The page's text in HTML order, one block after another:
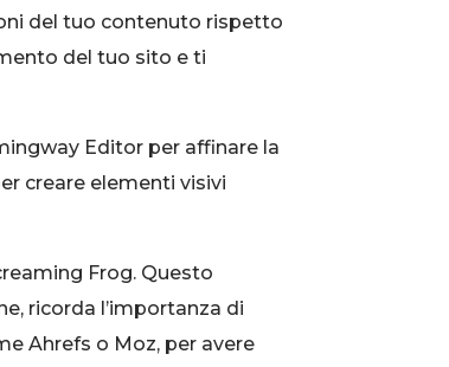
del tuo contenuto rispetto
del tuo sito e ti
Editor per affinare la
creare elementi visivi
Frog. Questo
ricorda l’importanza di
Ahrefs o Moz, per avere